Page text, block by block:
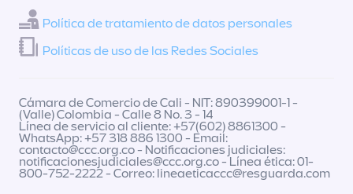
Política de tratamiento de datos personales
Políticas de uso de las Redes Sociales
Cámara de Comercio de Cali - NIT: 890399001-1 -
(Valle) Colombia - Calle 8 No. 3 - 14
Línea de servicio al cliente: +57(602) 8861300 -
WhatsApp: +57 318 886 1300 - Email:
contacto@ccc.org.co- Notificaciones judiciales:
notificacionesjudiciales@ccc.org.co- Línea ética: 01-
800-752-2222 - Correo: lineaeticaccc@resguarda.com